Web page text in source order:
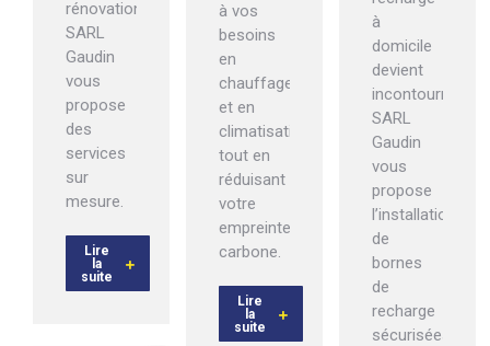
rénovation,
SARL
Gaudin
vous
propose
des
services
sur
mesure.
Lire
la
suite
à vos
besoins
en
chauffage
et en
climatisation,
tout en
réduisant
votre
empreinte
carbone.
Lire
la
suite
à
domicile
devient
incontournable.
SARL
Gaudin
vous
propose
l’installation
de
bornes
de
recharge
sécurisées